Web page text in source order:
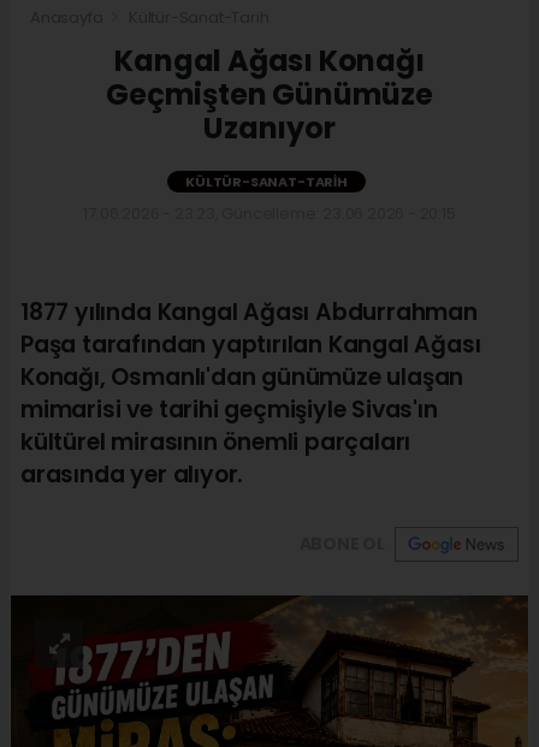
Kangal Ağası Konağı
Geçmişten Günümüze
Uzanıyor
KÜLTÜR-SANAT-TARIH
1877 yılında Kangal Ağası Abdurrahman
Paşa tarafından yaptırılan Kangal Ağası
Konağı, Osmanlı'dan günümüze ulaşan
mimarisi ve tarihi geçmişiyle Sivas'ın
kültürel mirasının önemli parçaları
arasında yer alıyor.